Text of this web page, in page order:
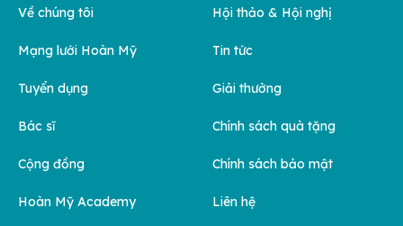
Về chúng tôi
Mạng lưới Hoàn Mỹ
Tuyển dụng
Bác sĩ
Cộng đồng
Hoàn Mỹ Academy
Hội thảo & Hội nghị
Tin tức
Giải thưởng
Chính sách quà tặng
Chính sách bảo mật
Liên hệ